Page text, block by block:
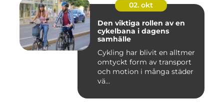
02. okt
Den viktiga rollen av en
cykelbana i dagens
samhälle
Cykling har blivit en alltmer
omtyckt form av transport
och motion i många städer
vä...